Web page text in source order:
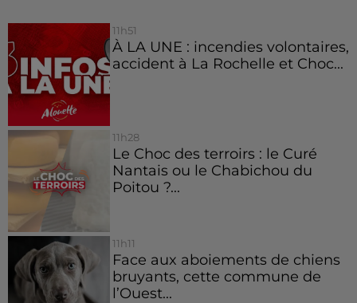
11h51
À LA UNE : incendies volontaires,
accident à La Rochelle et Choc...
11h28
Le Choc des terroirs : le Curé
Nantais ou le Chabichou du
Poitou ?...
11h11
Face aux aboiements de chiens
bruyants, cette commune de
l’Ouest...